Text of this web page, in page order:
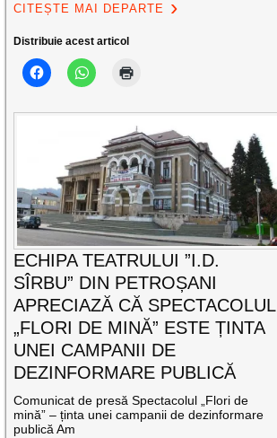
CITEȘTE MAI DEPARTE
Distribuie acest articol
ECHIPA TEATRULUI ”I.D.
SÎRBU” DIN PETROȘANI
APRECIAZĂ CĂ SPECTACOLUL
„FLORI DE MINĂ” ESTE ȚINTA
UNEI CAMPANII DE
DEZINFORMARE PUBLICĂ
Comunicat de presă Spectacolul „Flori de
mină” – ținta unei campanii de dezinformare
publică Am